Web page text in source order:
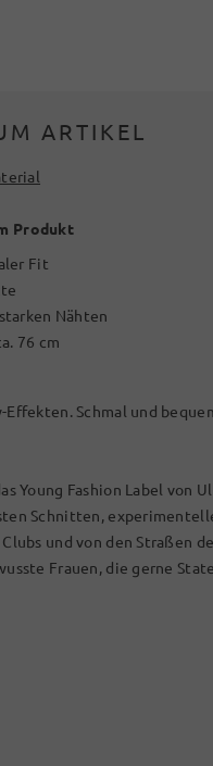
ARTIKEL
Produkt
Fit
Nähten
76 cm
Effekten. Schmal und
Young Fashion Label von
Schnitten,
Clubs und von den Straßen
Frauen, die gerne